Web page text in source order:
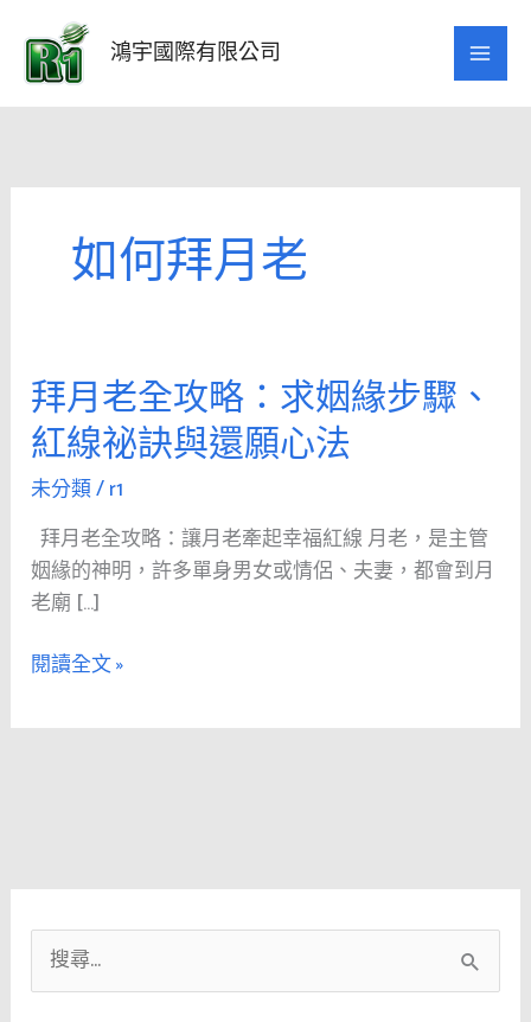
要
鴻宇國際有限公司
如何拜月老
拜月老全攻略：求姻緣步驟、
紅線祕訣與還願心法
未分類/r1
拜月老全攻略：讓月老牽起幸福紅線 月老，是主管
姻緣的神明，許多單身男女或情侶、夫妻，都會到月
老廟 […]
拜
月
老
全
略：
求
姻
步
願
法
閱讀全文 »
尋